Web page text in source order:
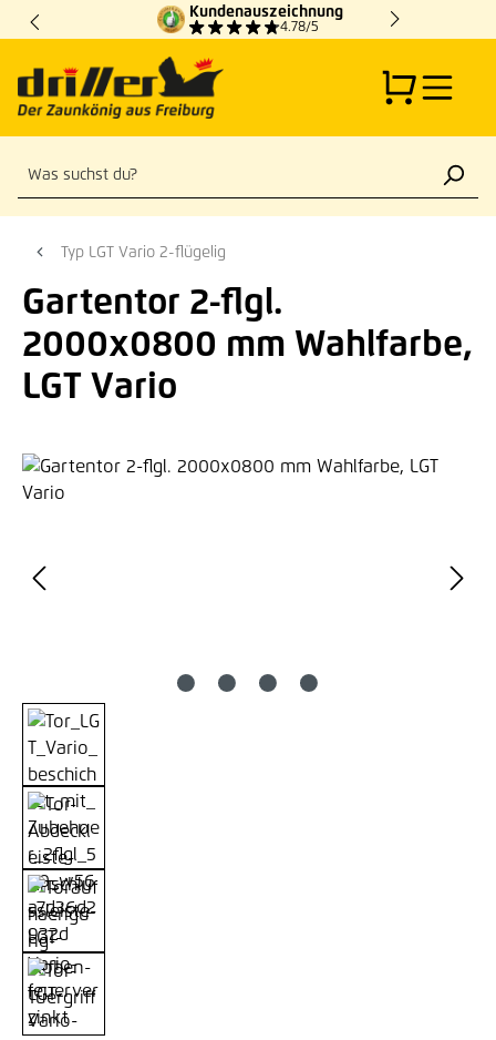
Zum Hauptinhalt springen
Kundenauszeichnung
4.78/5
Typ LGT Vario 2-flügelig
Gartentor 2-flgl.
2000x0800 mm Wahlfarbe,
LGT Vario
Bildergalerie überspringen